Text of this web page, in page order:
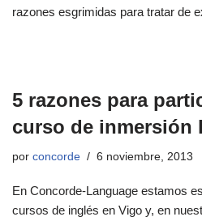
razones esgrimidas para tratar de
5 razones para
curso de inmersión
por concorde 6 noviembre, 2013
En Concorde-Language estamos
cursos de inglés en Vigo y, en